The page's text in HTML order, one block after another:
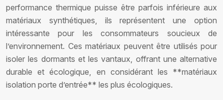
performance thermique puisse être parfois inférieure aux
matériaux synthétiques, ils représentent une option
intéressante pour les consommateurs soucieux de
l’environnement. Ces matériaux peuvent être utilisés pour
isoler les dormants et les vantaux, offrant une alternative
durable et écologique, en considérant les **matériaux
isolation porte d’entrée** les plus écologiques.